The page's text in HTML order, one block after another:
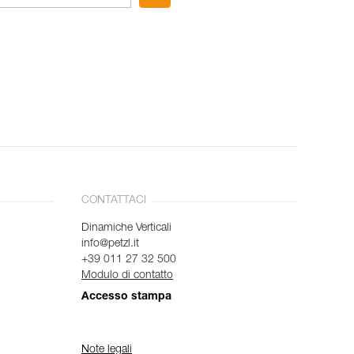
CONTATTACI
Dinamiche Verticali
info@petzl.it
+39 011 27 32 500
Modulo di contatto
Accesso stampa
Note legali